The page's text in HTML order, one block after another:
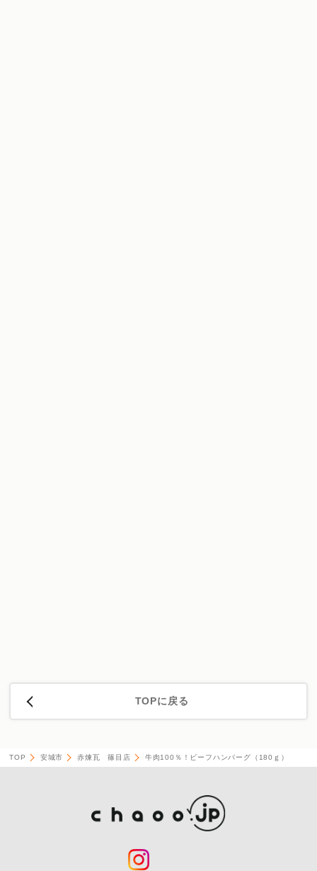
TOPに戻る
TOP 安城市 赤煉瓦 篠目店 牛肉100％！ビーフハンバーグ（180ｇ）